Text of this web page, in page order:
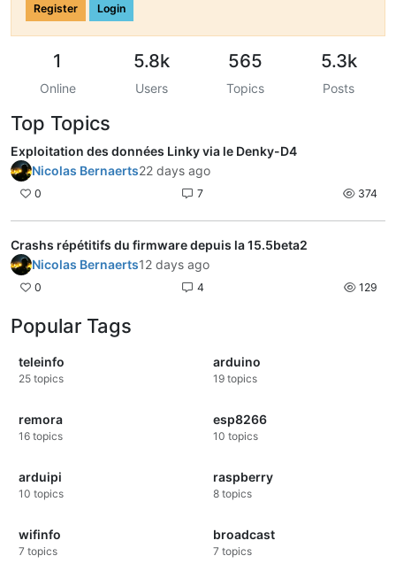
Register Login
1
Online
5.8k
Users
565
Topics
5.3k
Posts
Top Topics
Exploitation des données Linky via le Denky-D4
Nicolas Bernaerts22 days ago
0 7 374
Crashs répétitifs du firmware depuis la 15.5beta2
Nicolas Bernaerts12 days ago
0 4 129
Popular Tags
teleinfo
25 topics
arduino
19 topics
remora
16 topics
esp8266
10 topics
arduipi
10 topics
raspberry
8 topics
wifinfo
7 topics
broadcast
7 topics